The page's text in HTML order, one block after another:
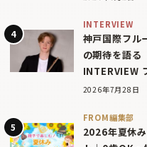
INTERVIEW
神戸国際フル
の期待を語る
INTERVIEW
2026年7月28日
FROM編集部
2026年夏休